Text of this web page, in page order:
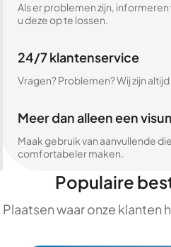
Als er problemen zijn,
u deze op te lossen.
24/7 klantenservice
Vragen? Problemen? Wij zijn
Meer dan alleen een
Maak gebruik van aanvullende
comfortabeler maken.
Populaire
Plaatsen waar onze klanten